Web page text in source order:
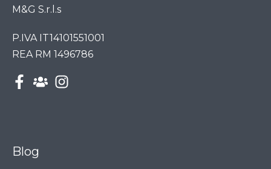
M&G S.r.l.s
P.IVA IT14101551001
REA RM 1496786
Blog